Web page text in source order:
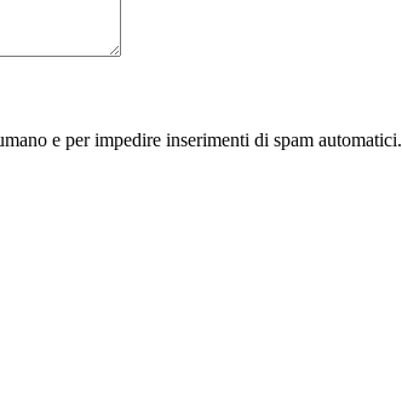
e per impedire inserimenti di spam automatici.